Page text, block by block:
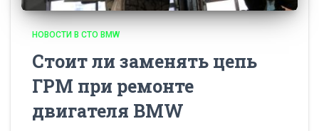
НОВОСТИ В СТО BMW
Стоит ли заменять цепь
ГРМ при ремонте
двигателя BMW